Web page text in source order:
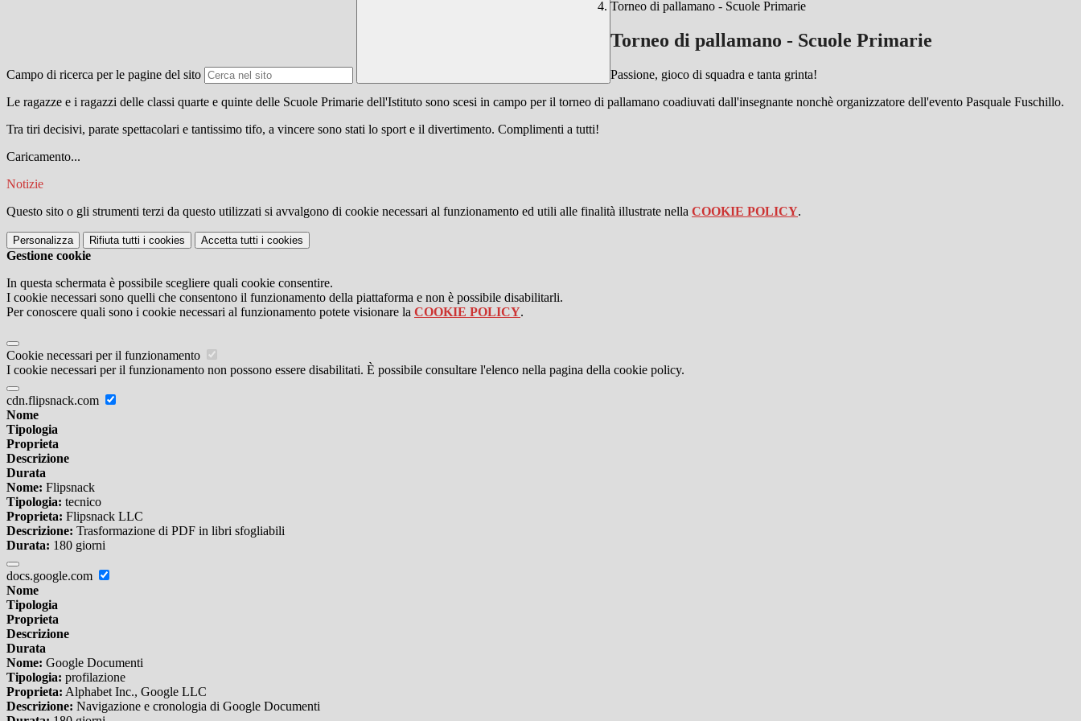
Campo di ricerca per le pagine del sito
Torneo di pallamano - Scuole Primarie
Torneo di pallamano - Scuole Primarie
Passione, gioco di squadra e tanta grinta!
Le ragazze e i ragazzi delle classi quarte e quinte delle Scuole Primarie dell'Istituto sono scesi in campo per il torneo di pallamano coadiuvati dall'insegnante nonchè organizzatore dell'evento Pasquale Fuschillo.
Tra tiri decisivi, parate spettacolari e tantissimo tifo, a vincere sono stati lo sport e il divertimento. Complimenti a tutti!
Caricamento...
Notizie
Questo sito o gli strumenti terzi da questo utilizzati si avvalgono di cookie necessari al funzionamento ed utili alle finalità illustrate nella COOKIE POLICY.
Personalizza Rifiuta tutti i cookies Accetta tutti i cookies
Gestione cookie
In questa schermata è possibile scegliere quali cookie consentire.
I cookie necessari sono quelli che consentono il funzionamento della piattaforma e non è possibile disabilitarli.
Per conoscere quali sono i cookie necessari al funzionamento potete visionare la COOKIE POLICY.
Cookie necessari per il funzionamento
I cookie necessari per il funzionamento non possono essere disabilitati. È possibile consultare l'elenco nella pagina della cookie policy.
cdn.flipsnack.com
Nome
Tipologia
Proprieta
Descrizione
Durata
Nome: Flipsnack
Tipologia: tecnico
Proprieta: Flipsnack LLC
Descrizione: Trasformazione di PDF in libri sfogliabili
Durata: 180 giorni
docs.google.com
Nome
Tipologia
Proprieta
Descrizione
Durata
Nome: Google Documenti
Tipologia: profilazione
Proprieta: Alphabet Inc., Google LLC
Descrizione: Navigazione e cronologia di Google Documenti